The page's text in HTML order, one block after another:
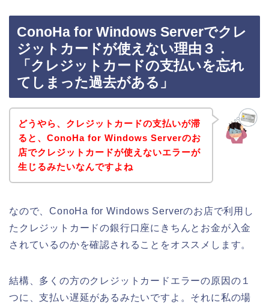
ConoHa for Windows Serverでクレ
ジットカードが使えない理由３．
「クレジットカードの支払いを忘れ
てしまった過去がある」
どうやら、クレジットカードの支払いが滞
ると、ConoHa for Windows Serverのお
店でクレジットカードが使えないエラーが
生じるみたいなんですよね
なので、ConoHa for Windows Serverのお店で利用し
たクレジットカードの銀行口座にきちんとお金が入金
されているのかを確認されることをオススメします。
結構、多くの方のクレジットカードエラーの原因の１
つに、支払い遅延があるみたいですよ。それに私の場